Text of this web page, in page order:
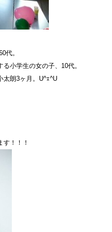
代。
小学生の女の子、10代。
太朗3ヶ月。U^ｪ^U
！！！